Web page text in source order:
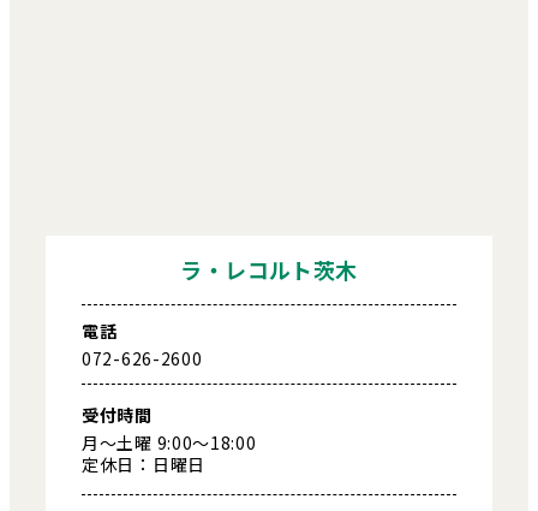
ラ・レコルト茨木
電話
072-626-2600
受付時間
月～土曜 9:00～18:00
定休日：日曜日